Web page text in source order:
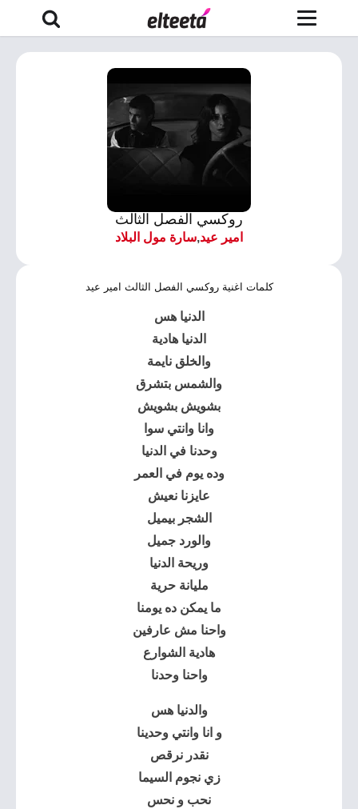
روكسي الفصل الثالث
امير عيد,سارة مول البلاد
كلمات اغنية روكسي الفصل الثالث امير عيد
الدنيا هس
الدنيا هادية
والخلق نايمة
والشمس بتشرق
بشويش بشويش
وانا وانتي سوا
وحدنا في الدنيا
وده يوم في العمر
عايزنا نعيش
الشجر بيميل
والورد جميل
وريحة الدنيا
مليانة حرية
ما يمكن ده يومنا
واحنا مش عارفين
هادية الشوارع
واحنا وحدنا
والدنيا هس
و انا وانتي وحدينا
نقدر نرقص
زي نجوم السيما
نحب و نحس